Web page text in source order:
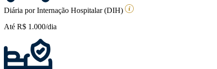
Diária por Internação Hospitalar (DIH)
Até R$ 1.000/dia